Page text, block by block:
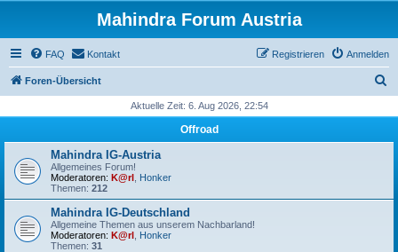
Mahindra Forum Austria
FAQ Kontakt Anmelden
Registrieren
Foren-Übersicht
h
Aktuelle Zeit: 6. Aug 2026, 22:54
Offroad
Mahindra IG-Austria
Allgemeines Forum!
Moderatoren: K@rl Honker
Themen: 212
Mahindra IG-Deutschland
Allgemeine Themen aus unserem Nachbarland!
Moderatoren: K@rl Honker
Themen: 31